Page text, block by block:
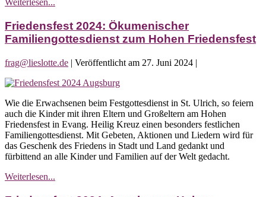
Weiterlesen...
Ökumenischer
Festgottesdienst
zum
Friedensfest
Friedensfest 2024: Ökumenischer
Familiengottesdienst zum Hohen Friedensfest
frag@lieslotte.de | Veröffentlicht am 27. Juni 2024 |
Friedensfest
Ökumenischer
Familiengottesdienst
zum
Hohen
Friedensfest
Wie die Erwachsenen beim Festgottesdienst in St. Ulrich, so feiern
auch die Kinder mit ihren Eltern und Großeltern am Hohen
Friedensfest in Evang. Heilig Kreuz einen besonders festlichen
Familiengottesdienst. Mit Gebeten, Aktionen und Liedern wird für
das Geschenk des Friedens in Stadt und Land gedankt und
fürbittend an alle Kinder und Familien auf der Welt gedacht.
Weiterlesen...